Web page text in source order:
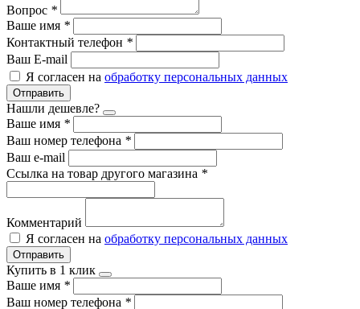
Вопрос *
Ваше имя *
Контактный телефон *
Ваш E-mail
Я согласен на обработку персональных данных
Отправить
Нашли дешевле?
Ваше имя *
Ваш номер телефона *
Ваш e-mail
Ссылка на товар другого магазина *
Комментарий
Я согласен на обработку персональных данных
Отправить
Купить в 1 клик
Ваше имя *
Ваш номер телефона *